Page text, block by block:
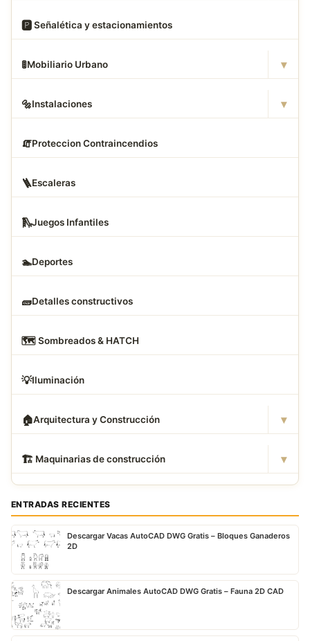
🅿️ Señalética y estacionamientos
🚦Mobiliario Urbano ▾
🔩Instalaciones ▾
🧯Proteccion Contraincendios
🪜Escaleras
🛝Juegos Infantiles
🏊Deportes
🧱Detalles constructivos
🗺️ Sombreados & HATCH
💡Iluminación
🏠Arquitectura y Construcción ▾
🏗 ️ Maquinarias de construcción ▾
ENTRADAS RECIENTES
Descargar Vacas AutoCAD DWG Gratis – Bloques Ganaderos
2D
Descargar Animales AutoCAD DWG Gratis – Fauna 2D CAD